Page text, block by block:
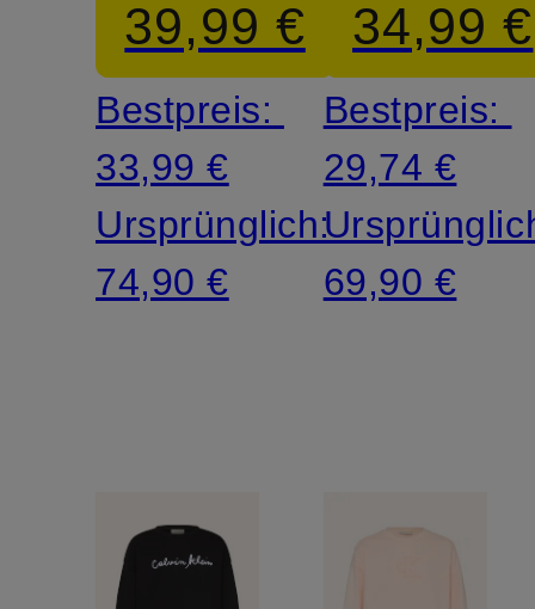
39,99 €
Bestpreis:
33,99 €
Ursprünglich:
74,90 €
34,99 €
Bestpreis:
29,74 €
69,90 €